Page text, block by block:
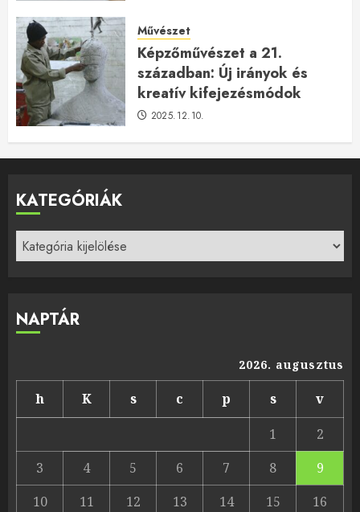
Művészet
Képzőművészet a 21.
században: Új irányok és
kreatív kifejezésmódok
2025.12.10.
KATEGÓRIÁK
Kategóriák
NAPTÁR
2026. augusztus
h K s c p s
v
1
2
3
4 5 6 7 8
9
10
11 12 13 14 15 16